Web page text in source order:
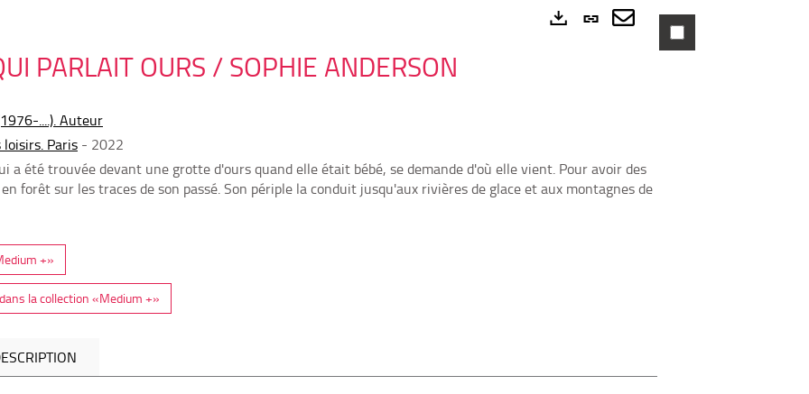
Lien
permanent
Envoyer
PARLAIT OURS / SOPHIE ANDERSON
....). Auteur
loisirs. Paris - 2022
a été trouvée devant une grotte d'ours quand elle était bébé, se demande d'où elle vient. Pour avoir des
forêt sur les traces de son passé. Son périple la conduit jusqu'aux rivières de glace et aux montagnes de
+»
la collection «Medium +»